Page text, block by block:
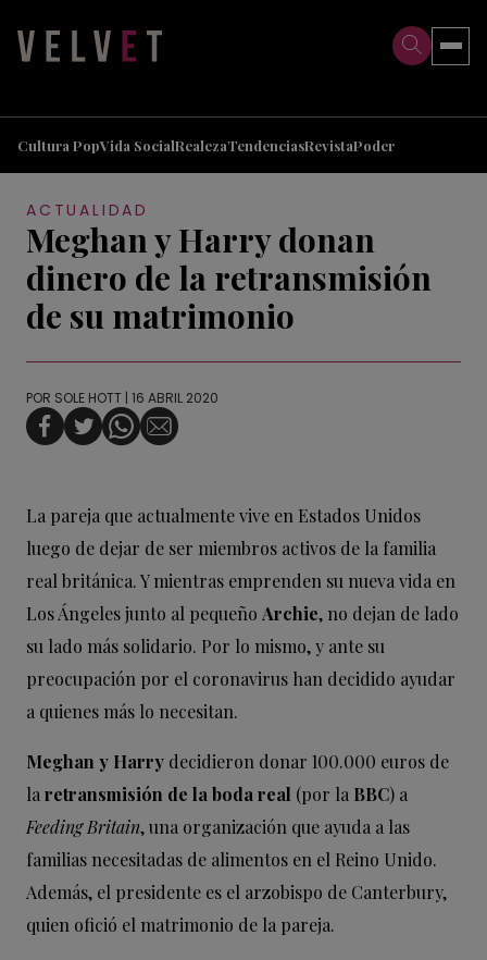
Cultura PopVida SocialRealezaTendenciasRevistaPoder
ACTUALIDAD
Meghan y Harry donan
dinero de la retransmisión
de su matrimonio
POR SOLE HOTT | 16 ABRIL 2020
La pareja que actualmente vive en Estados Unidos
luego de dejar de ser miembros activos de la familia
real británica. Y mientras emprenden su nueva vida en
Los Ángeles junto al pequeño Archie, no dejan de lado
su lado más solidario. Por lo mismo, y ante su
preocupación por el coronavirus han decidido ayudar
a quienes más lo necesitan.
Meghan y Harry decidieron donar 100.000 euros de
la retransmisión de la boda real (por la BBC) a
Feeding Britain, una organización que ayuda a las
familias necesitadas de alimentos en el Reino Unido.
Además, el presidente es el arzobispo de Canterbury,
quien ofició el matrimonio de la pareja.